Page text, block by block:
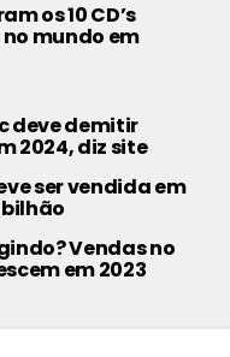
os 10 CD’s
mundo em
deve demitir
2024, diz site
ser vendida em
bilhão
Vendas no
em 2023